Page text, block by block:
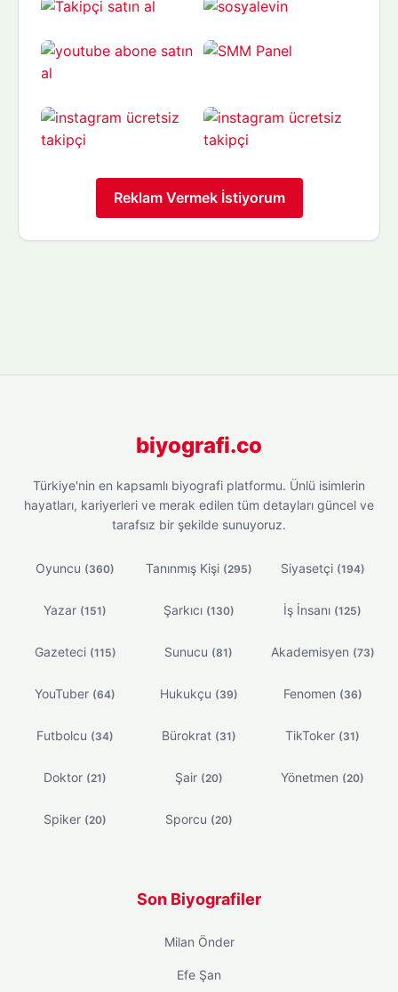
Reklam Vermek İstiyorum
biyografi.co
Türkiye'nin en kapsamlı biyografi platformu. Ünlü isimlerin
hayatları, kariyerleri ve merak edilen tüm detayları güncel ve
tarafsız bir şekilde sunuyoruz.
Oyuncu (360) Tanınmış Kişi (295) Siyasetçi (194)
Yazar (151) Şarkıcı (130) İş İnsanı (125)
Gazeteci (115) Sunucu (81) Akademisyen (73)
YouTuber (64) Hukukçu (39) Fenomen (36)
Futbolcu (34) Bürokrat (31) TikToker (31)
Doktor (21) Şair (20) Yönetmen (20)
Spiker (20) Sporcu (20)
Son Biyografiler
Milan Önder
Efe Şan